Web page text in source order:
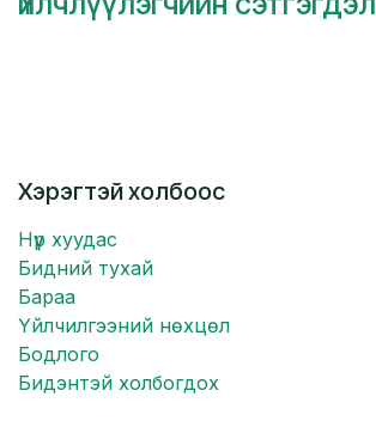
Хэрэгтэй холбоос
Нүүр хуудас
Бидний тухай
Бараа
Үйлчилгээний нөхцөл
Бодлого
Бидэнтэй холбогдох